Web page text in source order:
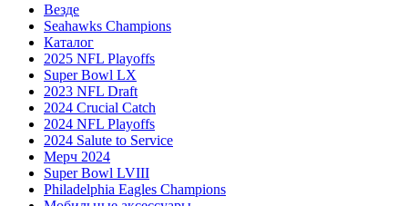
Везде
Seahawks Champions
Каталог
2025 NFL Playoffs
Super Bowl LX
2023 NFL Draft
2024 Crucial Catch
2024 NFL Playoffs
2024 Salute to Service
Мерч 2024
Super Bowl LVIII
Philadelphia Eagles Champions